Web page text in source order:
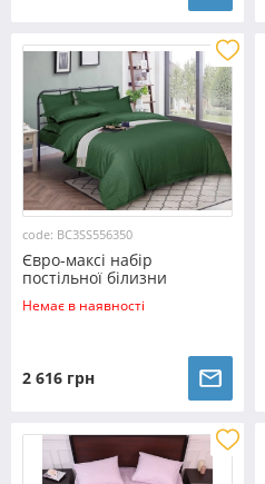
code: BC3SS556350
Євро-максі набір
постільної білизни
200*220 з Страйп Сатину з
простирадлом на резинці
Немає в наявності
2 616 грн